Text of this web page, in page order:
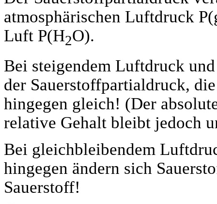
atmosphärischen Luftdruck
Luft P(H2O).
Bei steigendem Luftdruck
der Sauerstoffpartialdruck,
hingegen gleich! (Der
relative Gehalt bleibt jedoch
Bei gleichbleibendem
hingegen ändern sich
Sauerstoff!